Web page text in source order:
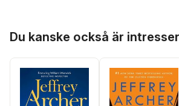
Du kanske också är